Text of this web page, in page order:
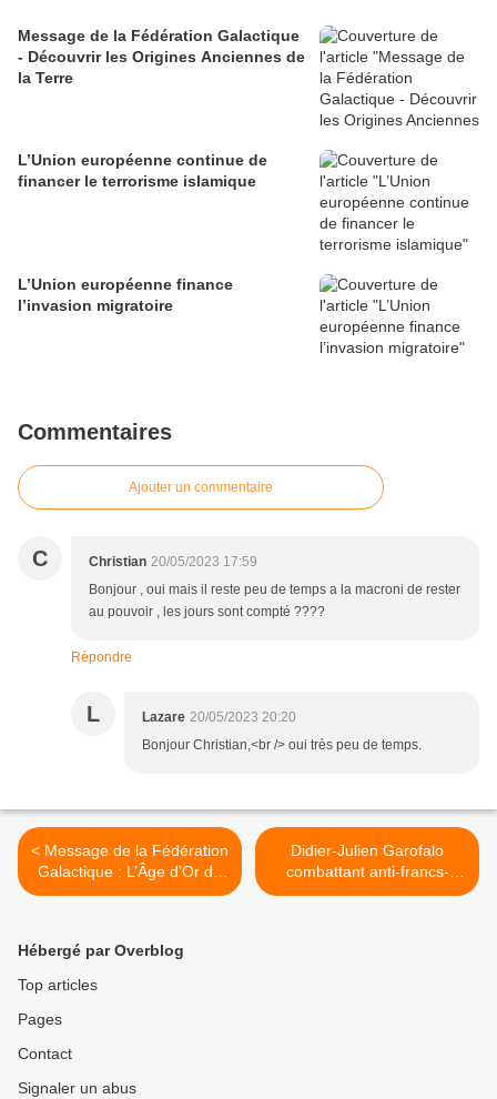
Message de la Fédération Galactique
- Découvrir les Origines Anciennes de
la Terre
L’Union européenne continue de
financer le terrorisme islamique
L’Union européenne finance
l’invasion migratoire
Commentaires
Ajouter un commentaire
C Christian 20/05/2023 17:59
Bonjour , oui mais il reste peu de temps a la macroni de rester
au pouvoir , les jours sont compté ????
Répondre
L Lazare 20/05/2023 20:20
Bonjour Christian,<br /> oui très peu de temps.
< Message de la Fédération
Galactique : L’Âge d’Or de
Gaïa a commencé
Didier-Julien Garofalo
combattant anti-francs-
maçons, arrêté à 6 h à
Hébergé par Overblog
Top articles
Pages
Contact
Signaler un abus